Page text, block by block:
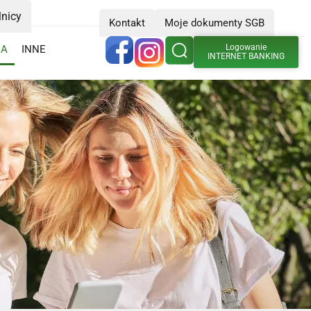
INNE
Kontakt Moje dokumenty SGB
Logowanie
INTERNET BANKING